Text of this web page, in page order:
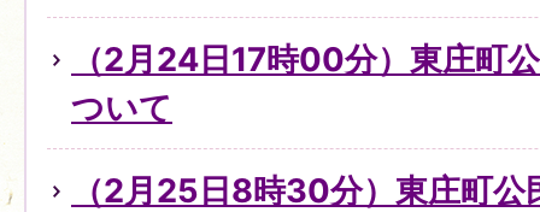
（2月24日17時00分）東庄町
ついて
（2月25日8時30分）東庄町